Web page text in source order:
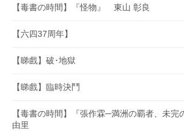
【毒書の時間】『怪物』 東山 彰良
【六四37周年】
【睇戲】破･地獄
【睇戲】臨時決鬥
【毒書の時間】『張作霖─満洲の覇者、未
由里